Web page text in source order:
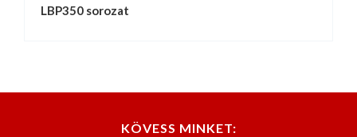
LBP350 sorozat
KÖVESS MINKET: